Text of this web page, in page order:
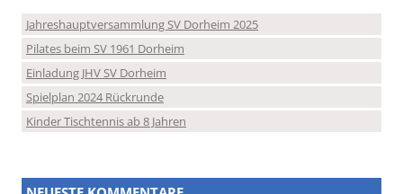
Jahreshauptversammlung SV Dorheim 2025
Pilates beim SV 1961 Dorheim
Einladung JHV SV Dorheim
Spielplan 2024 Rückrunde
Kinder Tischtennis ab 8 Jahren